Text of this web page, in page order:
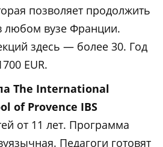
позволяет продолжить
любом вузе Франции.
здесь — более 30. Год
EUR.
The International
of Provence IBS
от 11 лет. Программа
Педагоги готовят